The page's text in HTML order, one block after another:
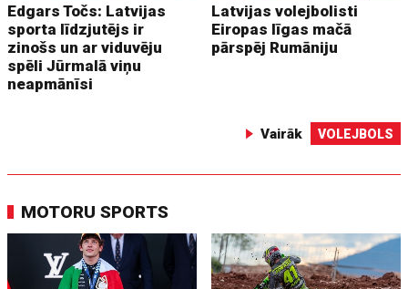
Edgars Točs: Latvijas
sporta līdzjutējs ir
zinošs un ar viduvēju
spēli Jūrmalā viņu
neapmānīsi
Latvijas volejbolisti
Eiropas līgas mačā
pārspēj Rumāniju
Vairāk VOLEJBOLS
MOTORU SPORTS